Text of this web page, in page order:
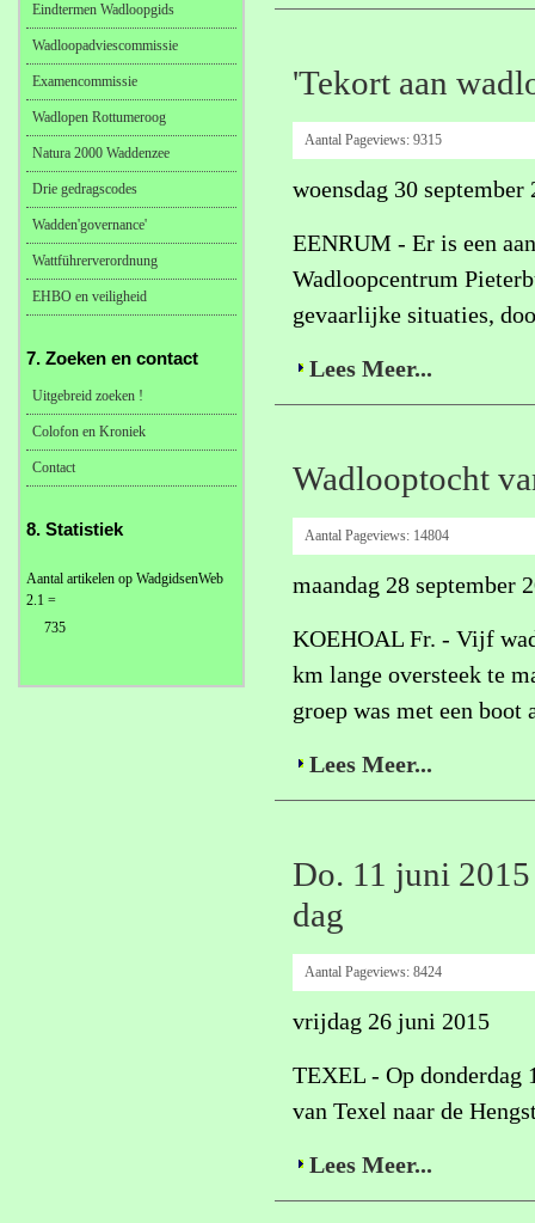
'Tekort aan
Aantal Pageviews: 9315
woensdag 30 september
EENRUM - Er is een
Wadloopcentrum
gevaarlijke situaties,
Lees Meer...
Wadlooptocht
Aantal Pageviews: 14804
maandag 28 september
KOEHOAL Fr. - Vijf
km lange oversteek te
groep was met een
Lees Meer...
Do. 11 juni
dag
Aantal Pageviews: 8424
vrijdag 26 juni 2015
TEXEL - Op donderdag
van Texel naar de
Lees Meer...
Eindtermen Wadloopgids
Wadloopadviescommissie
Examencommissie
Wadlopen Rottumeroog
Natura 2000 Waddenzee
Drie gedragscodes
Wadden'governance'
Wattführerverordnung
EHBO en veiligheid
7. Zoeken en contact
Uitgebreid zoeken !
Colofon en Kroniek
Contact
8. Statistiek
Aantal artikelen op WadgidsenWeb
2.1 =
735